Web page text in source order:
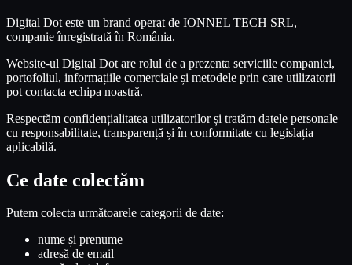
Digital Dot este un brand operat de IONNEL TECH SRL,
companie înregistrată în România.
Website-ul Digital Dot are rolul de a prezenta serviciile companiei,
portofoliul, informațiile comerciale și metodele prin care utilizatorii
pot contacta echipa noastră.
Respectăm confidențialitatea utilizatorilor și tratăm datele personale
cu responsabilitate, transparență și în conformitate cu legislația
aplicabilă.
Ce date colectăm
Putem colecta următoarele categorii de date:
nume și prenume
adresă de email